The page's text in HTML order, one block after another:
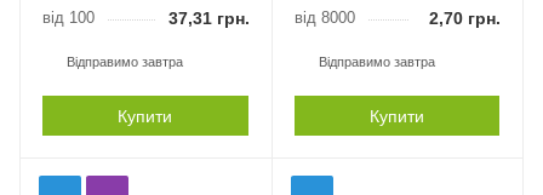
від 100 37,31 грн.
Відправимо завтра
Купити
від 8000 2,70 грн.
Відправимо завтра
Купити